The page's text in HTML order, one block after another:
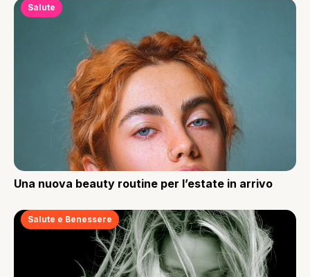
Salute
Una nuova beauty routine per l’estate in arrivo
Salute e Benessere